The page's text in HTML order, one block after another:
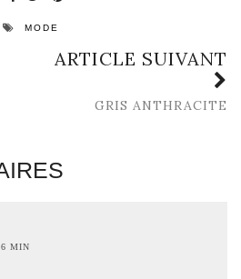
MODE
ARTICLE SUIVANT
GRIS ANTHRACITE
MIN